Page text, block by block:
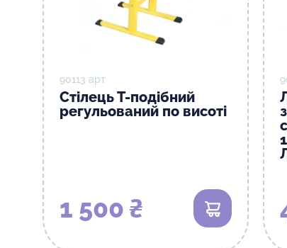
90113 арт
Стілець Т-подібний
регульований по висоті
1 500 ₴ В кошик